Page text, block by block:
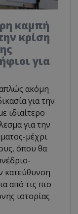
καμπή
κρίση
για
ακόμη
για την
ιδιαίτερο
για την
μέχρι
όπου θα
κατεύθυνση
από τις πιο
ιστορίας